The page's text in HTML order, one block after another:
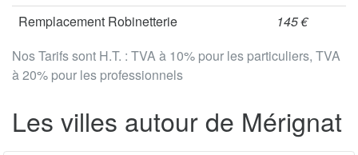
Nos Tarifs sont H.T. : TVA à 10% pour les particuliers, TVA
à 20% pour les professionnels
Remplacement Robinetterie 145 €
Les villes autour de Mérignat